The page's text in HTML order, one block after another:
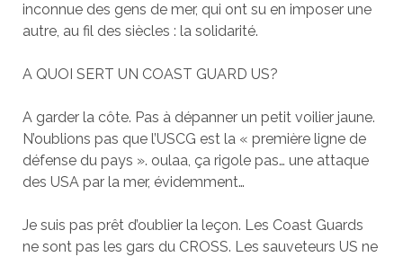
inconnue des gens de mer, qui ont su en imposer une
autre, au fil des siècles : la solidarité.
A QUOI SERT UN COAST GUARD US?
A garder la côte. Pas à dépanner un petit voilier jaune.
N’oublions pas que l’USCG est la « première ligne de
défense du pays ». oulaa, ça rigole pas… une attaque
des USA par la mer, évidemment…
Je suis pas prêt d’oublier la leçon. Les Coast Guards
ne sont pas les gars du CROSS. Les sauveteurs US ne